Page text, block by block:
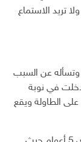
تريد الاستماع
عن السبب
دخلت في نوبة
على الطاولة ويقع